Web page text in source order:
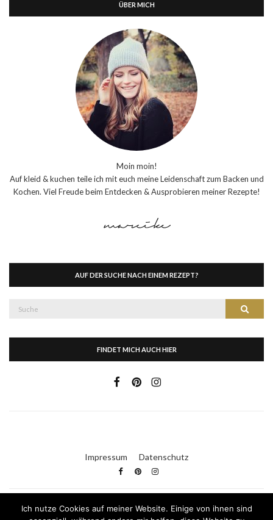
ÜBER MICH
Moin moin!
Auf kleid & kuchen teile ich mit euch meine Leidenschaft zum Backen und
Kochen. Viel Freude beim Entdecken & Ausprobieren meiner Rezepte!
AUF DER SUCHE NACH EINEM REZEPT?
Suche
FINDET MICH AUCH HIER
Impressum Datenschutz
Ich nutze Cookies auf meiner Website. Einige von ihnen sind